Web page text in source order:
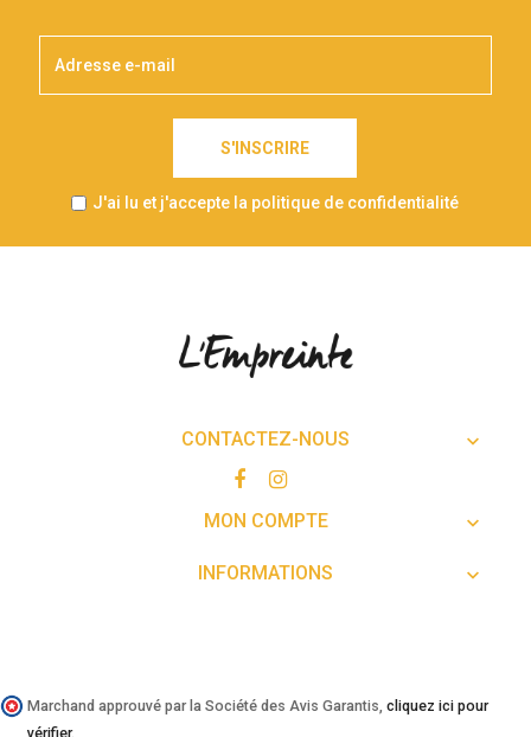
S'INSCRIRE
J'ai lu et j'accepte la politique de confidentialité
CONTACTEZ-NOUS 
MON COMPTE 
INFORMATIONS 
Marchand approuvé par la Société des Avis Garantis, cliquez ici pour
vérifier.